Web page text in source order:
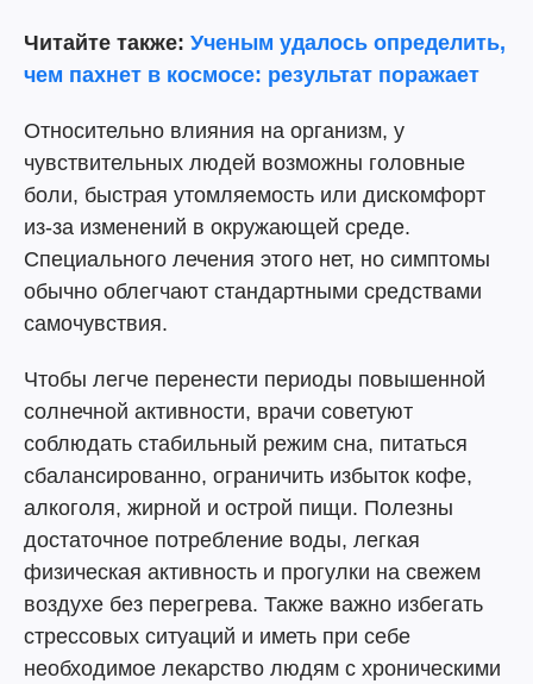
Читайте также: Ученым удалось определить,
чем пахнет в космосе: результат поражает
Относительно влияния на организм, у
чувствительных людей возможны головные
боли, быстрая утомляемость или дискомфорт
из-за изменений в окружающей среде.
Специального лечения этого нет, но симптомы
обычно облегчают стандартными средствами
самочувствия.
Чтобы легче перенести периоды повышенной
солнечной активности, врачи советуют
соблюдать стабильный режим сна, питаться
сбалансированно, ограничить избыток кофе,
алкоголя, жирной и острой пищи. Полезны
достаточное потребление воды, легкая
физическая активность и прогулки на свежем
воздухе без перегрева. Также важно избегать
стрессовых ситуаций и иметь при себе
необходимое лекарство людям с хроническими